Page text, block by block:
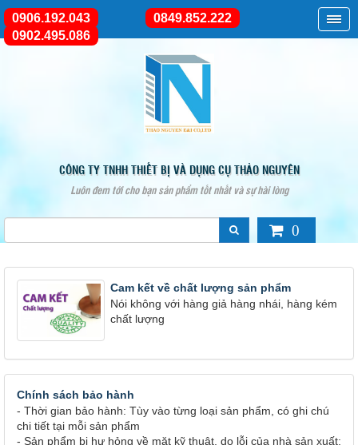
CÔNG TY TNHH THIẾT BỊ VÀ DỤNG CỤ THẢO NGUYÊN
Luôn đem tới cho bạn sản phẩm tốt nhất và sự hài lòng
0906.192.043
0849.852.222
0902.495.086
0
Cam kết về chất lượng sản phẩm
Nói không với hàng giả hàng nhái, hàng kém
chất lượng
Chính sách bảo hành
- Thời gian bảo hành: Tùy vào từng loại sản phẩm, có ghi chú
chi tiết tại mỗi sản phẩm
- Sản phẩm bị hư hỏng về mặt kỹ thuật, do lỗi của nhà sản xuất: